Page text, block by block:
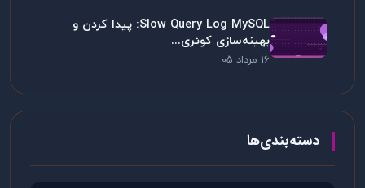
Slow Query Log MySQL: پیدا کردن و
بهینه‌سازی کوئری...
16 مرداد 05
دسته‌بندی‌ها